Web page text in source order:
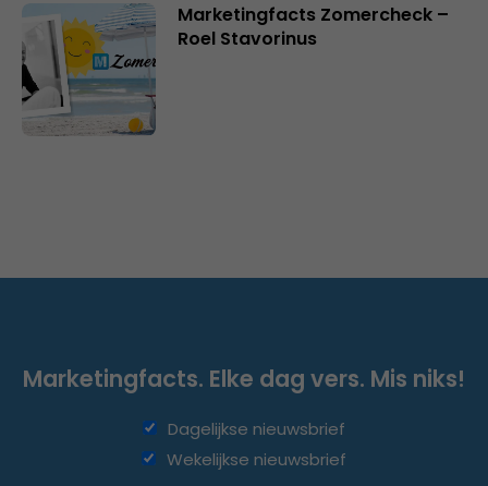
Marketingfacts Zomercheck –
Roel Stavorinus
Marketingfacts. Elke dag vers. Mis niks!
Dagelijkse nieuwsbrief
Wekelijkse nieuwsbrief